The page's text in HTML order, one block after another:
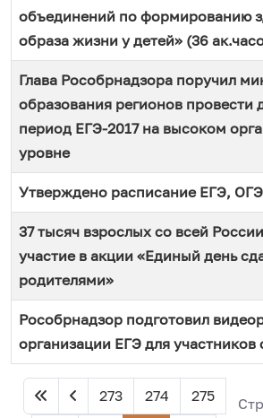
Материалы
объединений по формированию
образа жизни у детей» (36
Глава Рособрнадзора поручил
образования регионов провести
период ЕГЭ-2017 на высоком
уровне
Утверждено расписание ЕГЭ,
37 тысяч взрослых со всей
участие в акции «Единый день
родителями»
Рособрнадзор подготовил
организации ЕГЭ для участников
273 274 275